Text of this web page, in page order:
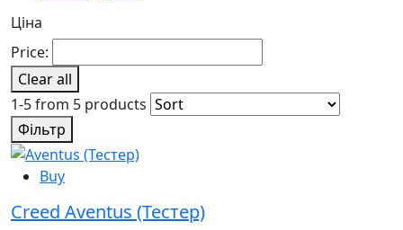
Ціна
Price:
Clear all
1-5 from 5 products
Фільтр
Buy
Creed Aventus (Тестер)